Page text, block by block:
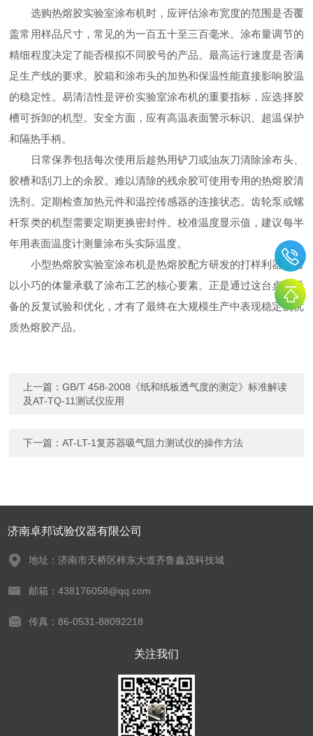
选购热熔胶实验室涂布机时，应评估涂布宽度的范围是否覆
盖常用样品尺寸，常见的为一百五十至三百毫米。涂布量调节的
精细程度决定了能否模拟不同胶号的产品。最高运行速度是否满
足生产线的要求。胶箱和涂布头的加热和保温性能直接影响胶温
的稳定性。易清洁性是评价实验室涂布机的重要指标，应选择胶
槽可拆卸的机型。安全方面，应有高温表面警示标识、超温保护
和隔热手柄。
日常保养包括每次使用后趁热用铲刀或油灰刀清除涂布头、
胶槽和刮刀上的余胶。难以清除的残余胶可使用专用的热熔胶清
洗剂。定期检查加热元件和温控传感器的连接状态。齿轮泵或螺
杆泵类的机型需要定期更换密封件。校准温度显示值，建议每半
年用表面温度计测量涂布头实际温度。
小型热熔胶实验室涂布机是热熔胶配方研发的打样利器，它
以小巧的体量承载了涂布工艺的核心要素。正是通过这台桌面设
备的反复试验和优化，才有了最终在大规模生产中表现稳定的优
质热熔胶产品。
上一篇：GB/T 458-2008《纸和纸板透气度的测定》标准解读
及AT-TQ-11测试仪应用
下一篇：AT-LT-1复苏器吸气阻力测试仪的操作方法
济南卓邦试验仪器有限公司
地址：济南市天桥区梓东大道齐鲁鑫茂科技城
邮箱：438176058@qq.com
传真：86-0531-88092218
关注我们